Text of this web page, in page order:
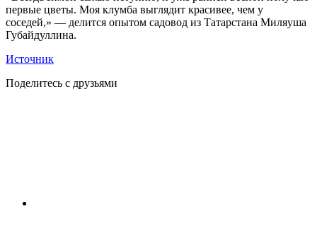
первые цветы. Моя клумба выглядит красивее, чем у
соседей,» — делится опытом садовод из Татарстана Миляуша
Губайдуллина.
Источник
Поделитесь с друзьями